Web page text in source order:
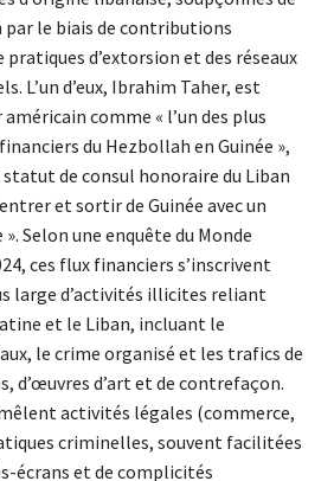
le biais de contributions
d’extorsion et des réseaux
L’un d’eux, Ibrahim Taher, est
comme « l’un des plus
du Hezbollah en Guinée »,
statut de consul honoraire du Liban
et sortir de Guinée avec un
Selon une enquête du Monde
ces flux financiers s’inscrivent
large d’activités illicites reliant
et le Liban, incluant le
le crime organisé et les trafics de
d’œuvres d’art et de contrefaçon.
activités légales (commerce,
criminelles, souvent facilitées
écrans et de complicités